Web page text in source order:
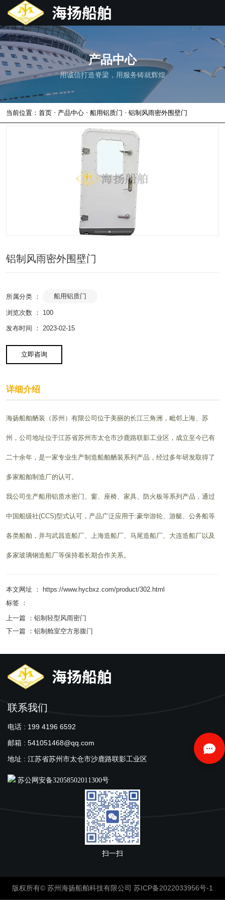
产品中心
用诚信打造脊梁，用服务铸就辉煌
当前位置：首页 - 产品中心 - 船用铝质门 - 铝制风雨密外围壁门
铝制风雨密外围壁门
所属分类 ： 船用铝质门
浏览次数 ： 100
发布时间 ： 2023-02-15
立即咨询
详细介绍
海扬船舶舾装（苏州）有限公司位于美丽的长江三角洲，毗邻上海、苏
州，公司地址位于江苏省苏州市太仓市沙鹿路联影工业区，成立至今已有
二十余年，是一家专业生产制造船舶舾装系列产品，经过多年研发取得了
多家船舶制造厂的认可。
我公司生产船用铝质水密门、窗、座椅、家具、防火板等系列产品，通过
中国船级社(CCS)型式认可，产品广泛应用于:豪华游轮、游艇、公务船等
各类船舶，并与武昌造船厂、上海造船厂、马尾造船厂、大连造船厂以及
多家玻璃钢造船厂等保持着长期合作关系。
本文网址 ： https://www.hycbxz.com/product/302.html
标签 ：
上一篇 ： 铝制轻型风雨密门
下一篇 ： 铝制舱室空方形腹门
联系我们
电话 : 199 4196 6592
邮箱 : 541051468@qq.com
地址 : 江苏省苏州市太仓市沙鹿路联影工业区
苏公网安备32058502011300号
扫一扫
版权所有© 苏州海扬船舶科技有限公司 苏ICP备2022033956号-1